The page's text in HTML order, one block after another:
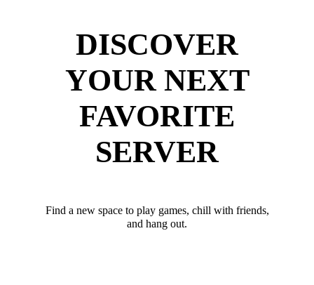
DISCOVER
YOUR NEXT
FAVORITE
SERVER
Find a new space to play games, chill with friends,
and hang out.